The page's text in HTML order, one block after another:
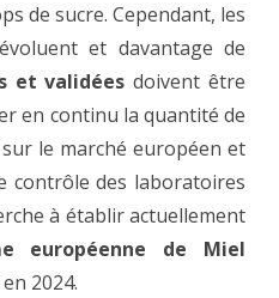
de sucre. Cependant, les
et davantage de
et validées doivent être
en continu la quantité de
le marché européen et
contrôle des laboratoires
à établir actuellement
européenne de Miel
2024.